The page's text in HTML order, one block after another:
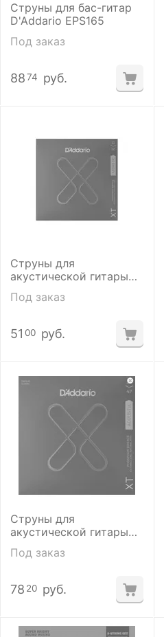
Струны для бас-гитар
D'Addario EPS165
Под заказ
8874 руб.
Струны для
акустической гитары
52
Под заказ
51 00 руб.
Струны для
акустической гитары
Под заказ
78 20 руб.